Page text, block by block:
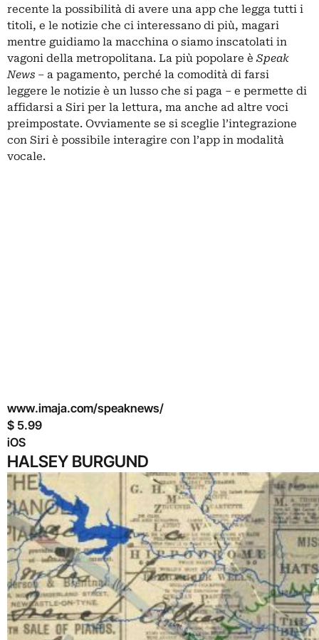
recente la possibilità di avere una app che legga tutti i
titoli, e le notizie che ci interessano di più, magari
mentre guidiamo la macchina o siamo inscatolati in
vagoni della metropolitana. La più popolare è Speak
News – a pagamento, perché la comodità di farsi
leggere le notizie è un lusso che si paga – e permette di
affidarsi a Siri per la lettura, ma anche ad altre voci
preimpostate. Ovviamente se si sceglie l’integrazione
con Siri è possibile interagire con l’app in modalità
vocale.
www.imaja.com/speaknews/
$ 5.99
iOS
HALSEY BURGUND